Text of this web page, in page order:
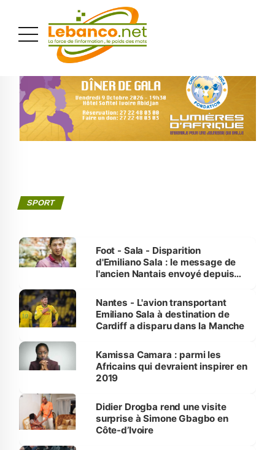
SPORT
Foot - Sala - Disparition
d'Emiliano Sala : le message de
l'ancien Nantais envoyé depuis
Nantes - L'avion transportant
Emiliano Sala à destination de
Cardiff a disparu dans la Manche
Kamissa Camara : parmi les
Africains qui devraient inspirer en
2019
Didier Drogba rend une visite
surprise à Simone Gbagbo en
Côte-d’Ivoire